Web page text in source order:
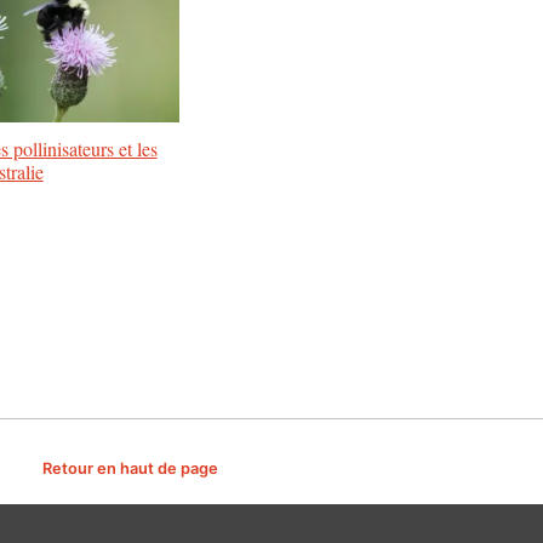
pollinisateurs et les
Retour en haut de page